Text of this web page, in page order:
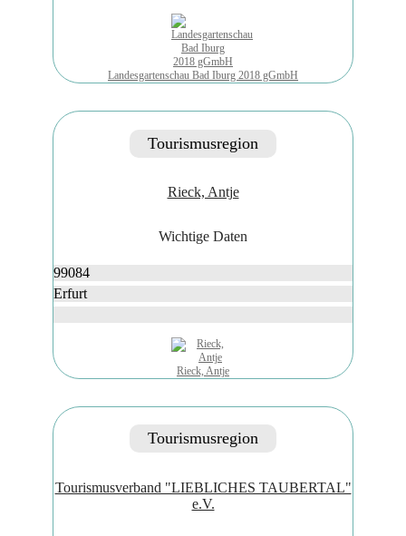
Landesgartenschau Bad Iburg 2018 gGmbH
Tourismusregion
Rieck, Antje
Wichtige Daten
99084
Erfurt
Rieck, Antje
Tourismusregion
Tourismusverband "LIEBLICHES TAUBERTAL"
e.V.